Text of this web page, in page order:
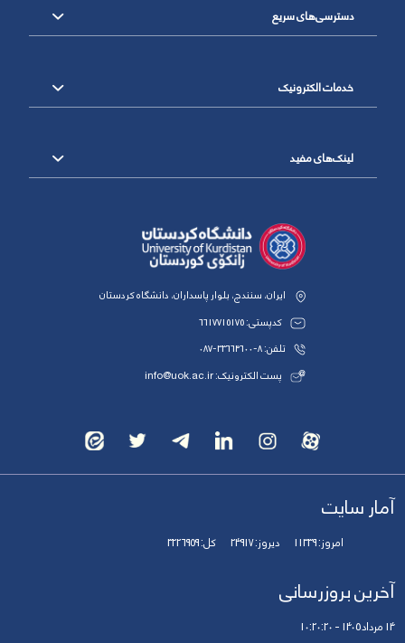
دسترسی‌های سریع
خدمات الکترونیک
لینک‌های مفید
ایران، سنندج، بلوار پاسداران، دانشگاه کردستان
کدپستی: 6617715175
تلفن: 8-33664600-087
پست الکترونیک: info@uok.ac.ir
آمار سایت
امروز:11339 دیروز:24917 کل:3226959
آخرین بروزرسانی
14 مرداد 1405 - 10:20:20